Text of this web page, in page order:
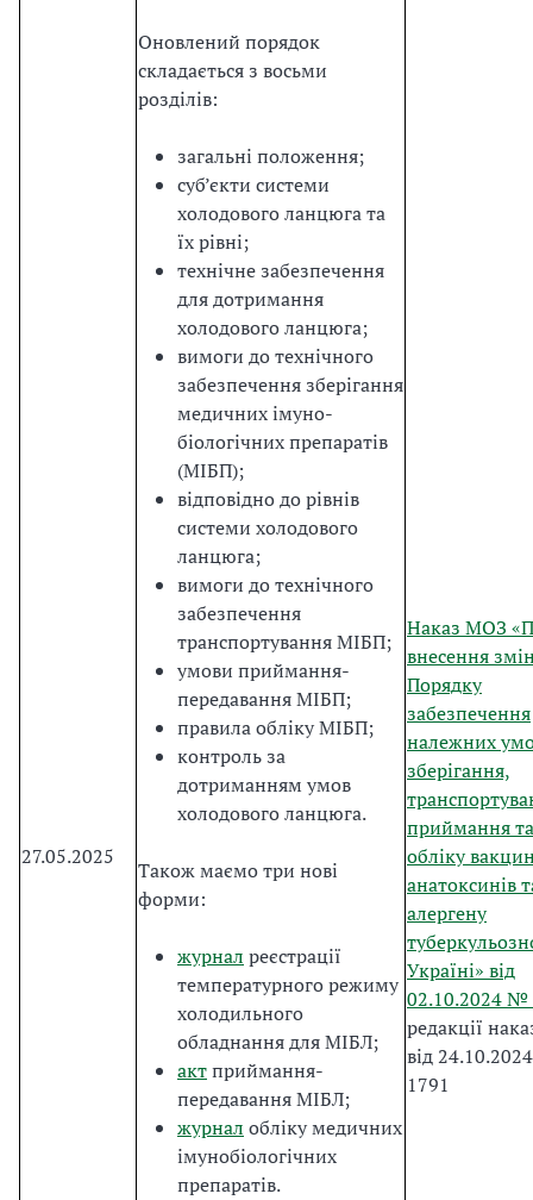
27.05.2025
Оновлений порядок
складається з восьми
розділів:
загальні положення;
суб’єкти системи
холодового ланцюга та
їх рівні;
технічне забезпечення
для дотримання
холодового ланцюга;
вимоги до технічного
забезпечення зберігання
медичних імуно-
біологічних препаратів
(МІБП);
відповідно до рівнів
системи холодового
ланцюга;
вимоги до технічного
забезпечення
транспортування МІБП;
умови приймання-
передавання МІБП;
правила обліку МІБП;
контроль за
дотриманням умов
холодового ланцюга.
Також маємо три нові
форми:
журнал реєстрації
температурного режиму
холодильного
обладнання для МІБЛ;
актприймання-
передавання МІБЛ;
журнал обліку медичних
імунобіологічних
препаратів.
Наказ МОЗ
внесення
Порядку
забезпечення
належних
зберігання,
приймання та
обліку
анатоксинів
алергену
Україні» від
02.10.2024 №
редакції
від
1791